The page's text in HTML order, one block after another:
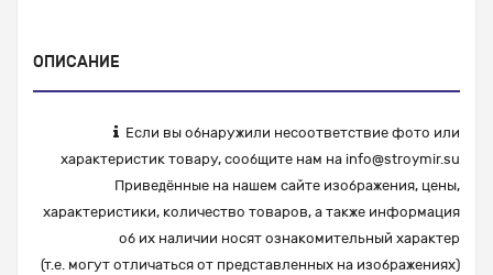
ОПИСАНИЕ
Если вы обнаружили несоответствие фото или
характеристик товару, сообщите нам на info@stroymir.su
Приведённые на нашем сайте изображения, цены,
характеристики, количество товаров, а также информация
об их наличии носят ознакомительный характер
(т.е. могут отличаться от представленных на изображениях)